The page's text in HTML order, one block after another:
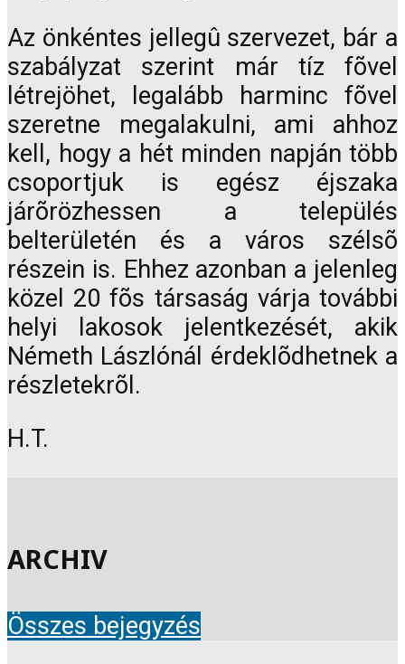
Az önkéntes jellegû szervezet, bár a
szabályzat szerint már tíz fõvel
létrejöhet, legalább harminc fõvel
szeretne megalakulni, ami ahhoz
kell, hogy a hét minden napján több
csoportjuk is egész éjszaka
járõrözhessen a település
belterületén és a város szélsõ
részein is. Ehhez azonban a jelenleg
közel 20 fõs társaság várja további
helyi lakosok jelentkezését, akik
Németh Lászlónál érdeklõdhetnek a
részletekrõl.
H.T.
ARCHIV
Összes bejegyzés